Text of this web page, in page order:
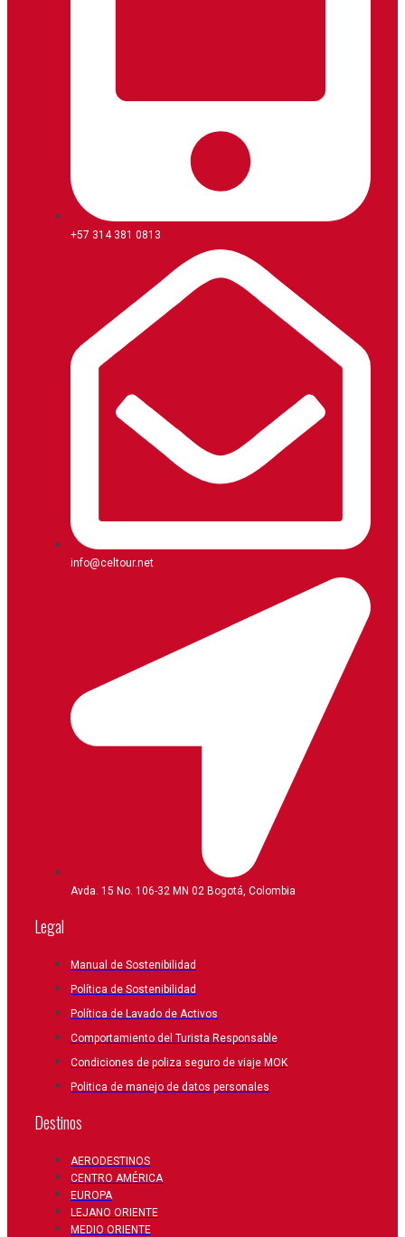
+57 314 381 0813
info@celtour.net
Avda. 15 No. 106-32 MN 02 Bogotá, Colombia
Legal
Manual de Sostenibilidad
Política de Sostenibilidad
Política de Lavado de Activos
Comportamiento del Turista Responsable
Condiciones de poliza seguro de viaje MOK
Politica de manejo de datos personales
Destinos
AERODESTINOS
CENTRO AMÉRICA
EUROPA
LEJANO ORIENTE
MEDIO ORIENTE